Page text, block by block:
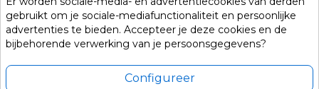
gebruikt om je sociale-mediafunctionaliteit en persoonlijke
advertenties te bieden. Accepteer je deze cookies en de
bijbehorende verwerking van je persoonsgegevens?
Configureer